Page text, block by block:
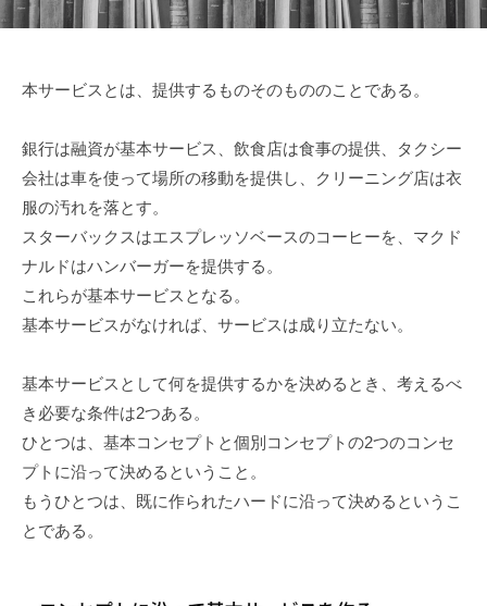
n
S
r
i
s
日
本サービスとは、提供するものそのもののことである。
銀行は融資が基本サービス、飲食店は食事の提供、タクシー
会社は車を使って場所の移動を提供し、クリーニング店は衣
服の汚れを落とす。
スターバックスはエスプレッソベースのコーヒーを、マクド
ナルドはハンバーガーを提供する。
これらが基本サービスとなる。
基本サービスがなければ、サービスは成り立たない。
基本サービスとして何を提供するかを決めるとき、考えるべ
き必要な条件は2つある。
ひとつは、基本コンセプトと個別コンセプトの2つのコンセ
プトに沿って決めるということ。
もうひとつは、既に作られたハードに沿って決めるというこ
とである。